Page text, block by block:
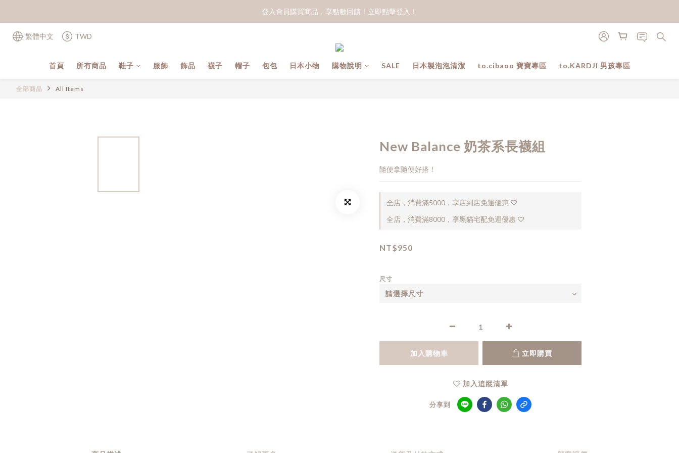
登入會員購買商品，享點數回饋！立即點擊登入！
繁體中文 TWD
首頁 所有商品 鞋子 服飾 飾品 襪子 帽子 包包 日本小物 購物說明 SALE 日本製泡泡清潔 to.cibaoo 寶寶專區 to.KARDJI 男孩專區
全部商品 All Items
New Balance 奶茶系長襪組
隨便拿隨便好搭！
全店，消費滿5000，享店到店免運優惠 ♡
全店，消費滿8000，享黑貓宅配免運優惠 ♡
NT$950
尺寸
加入購物車 立即購買
加入追蹤清單
分享到